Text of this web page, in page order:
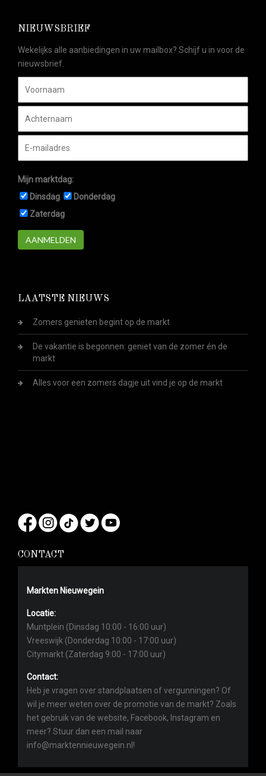
NIEUWSBRIEF
Wekelijks alle aanbiedingen in uw mailbox? Schijf u in voor de
nieuwsbrief.
Mijn marktdag:
Dinsdag
Donderdag
Zaterdag
AANMELDEN
LAATSTE NIEUWS
Zomers genieten begint op de markt
De vakantie is begonnen: geniet van de zomer én de
markt
Alles voor een zomers dagje uit vind je op de markt
CONTACT
Markten Nieuwegein
Locatie:
Muntplein (Dinsdag 10:00 - 16:00 uur)
Vreeswijk (Donderdag 10:00 - 17:00 uur)
Citymarkt (Zaterdag 9:00 - 17:00 uur)
Contact:
Heb je vragen over standplaatsen of vergunningen? Of
wil je meer weten over de promotie van de markt? Zoals
het gebruik van de website, Facebook, Instagram en
meer? Stuur dan een mail naar
info@marktennieuwegein.nl!